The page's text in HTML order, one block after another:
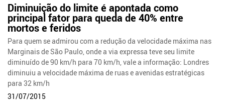
Diminuição do limite é apontada como
principal fator para queda de 40% entre
mortos e feridos
Para quem se admirou com a redução da velocidade máxima nas
Marginais de São Paulo, onde a via expressa teve seu limite
diminuído de 90 km/h para 70 km/h, vale a informação: Londres
diminuiu a velocidade máxima de ruas e avenidas estratégicas
para 32 km/h
31/07/2015